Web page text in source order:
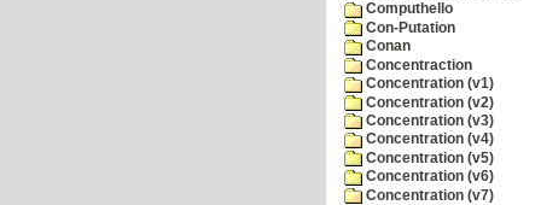
Computhello
Con-Putation
Conan
Concentraction
Concentration (v1)
Concentration (v2)
Concentration (v3)
Concentration (v4)
Concentration (v5)
Concentration (v6)
Concentration (v7)